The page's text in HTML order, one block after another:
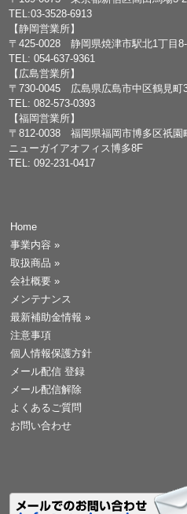
TEL:03-3528-6913
【静岡営業所】
〒425-0028 静岡県焼津市駅北1丁目
TEL: 054-637-9361
【広島営業所】
〒730-0045 広島県広島市中区鶴見町
TEL: 082-573-0393
【福岡営業所】
〒812-0038 福岡県福岡市博多区祇園
ニューガイアオフィス博多8F
TEL: 092-231-0417
Home
事業内容 »
取扱商品 »
会社概要 »
メンテナンス
最新補助金情報 »
注意事項
個人情報保護方針
メール配信 登録
メール配信解除
よくあるご質問
お問い合わせ